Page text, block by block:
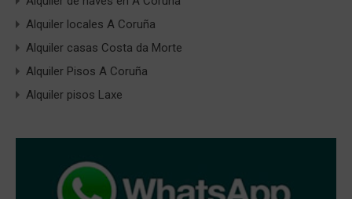
Alquiler locales A Coruña
Alquiler casas Costa da Morte
Alquiler Pisos A Coruña
Alquiler pisos Laxe